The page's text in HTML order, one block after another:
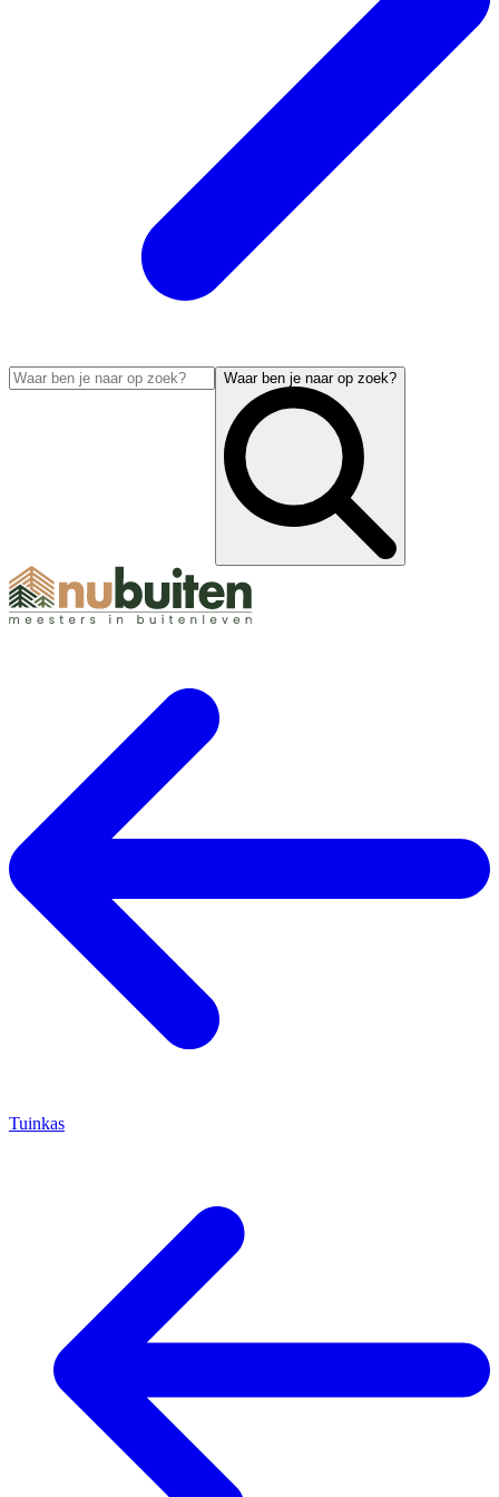
Waar ben je naar op zoek?
Tuinkas